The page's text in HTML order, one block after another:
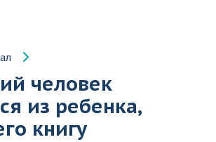
человек
из ребенка,
книгу